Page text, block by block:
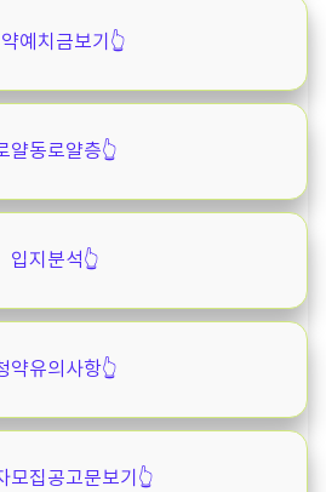
예치금보기👆️
얄동로얄층👆️
입지분석👆️
약유의사항👆️
모집공고문보기👆️